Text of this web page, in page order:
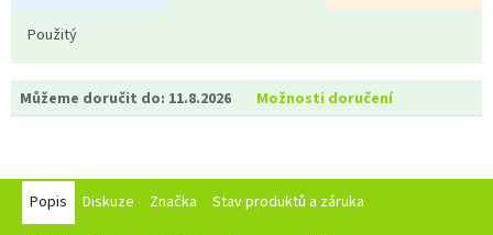
Použitý
Můžeme doručit do: 11.8.2026 Možnosti doručení
Popis Diskuze Značka Stav produktů a záruka